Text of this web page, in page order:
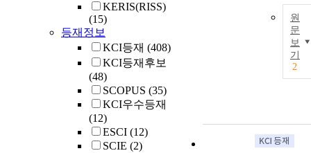
KERIS(RISS)
(15)
등재정보
KCI등재 (408)
KCI등재후보
(48)
SCOPUS (35)
KCI우수등재
(12)
ESCI (12)
SCIE (2)
원
문
보
기
2